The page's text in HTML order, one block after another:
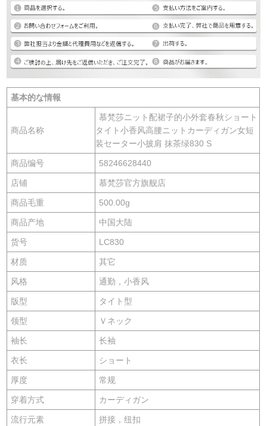
基本的な情報
商品名称
慕梵莎ニット配裙子的小外套春秋ショート
タイト小香风高腰ニットカーディガン女短
装セーター小披肩 抹茶绿830 S
商品编号 58246628440
店铺 慕梵莎官方旗舰店
商品毛重 500.00g
商品产地 中国大陆
货号 LC830
材质 其它
风格 通勤，小香风
版型 タイト型
领型 Ｖネック
袖长 长袖
衣长 ショート
厚度 常规
穿着方式 カーディガン
流行元素 拼接，纽扣